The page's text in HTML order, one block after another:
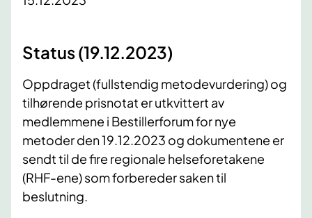
​Status (19.12.2023)
Oppdraget (fullstendig metodevurdering) og
tilhørende prisnotat er utkvittert av
medlemmene i Bestillerforum for nye
metoder den 19.12.2023 og dokumentene er
sendt til de fire regionale helseforetakene
(RHF-ene) som forbereder saken til
beslutning.